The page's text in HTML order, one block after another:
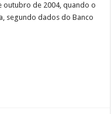
outubro de 2004, quando o
segundo dados do Banco